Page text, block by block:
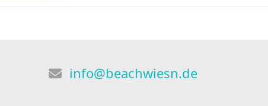
info@beachwiesn.de